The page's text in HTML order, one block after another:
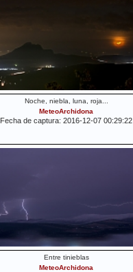
Noche, niebla, luna, roja...
MeteoArchidona
Fecha de captura: 2016-12-07 00:29:22
Entre tinieblas
MeteoArchidona